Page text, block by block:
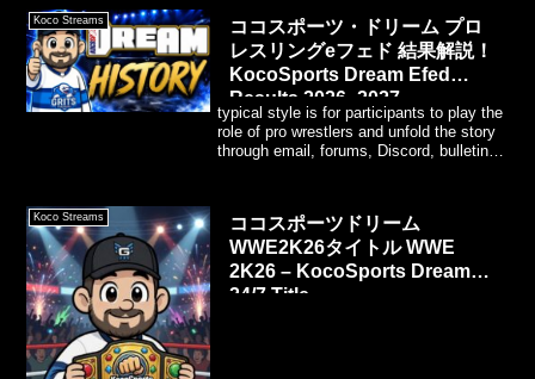
土曜配信がスタートします。
Kocohama.comブログでのゲーム配信・
プロレスコンテンツ・ストーリーテリン
グで知られるデイブ・ココは、
Twitch（KocoSports）と
YouTube（KocoPlays）の両チャンネル
でこの発表を行いました。
Koco Streams
ココスポーツ・ドリーム プロ
レスリングeフェド 結果解説！
KocoSports Dream Efed
Results 2026 -2027
typical style is for participants to play the
role of pro wrestlers and unfold the story
through email, forums, Discord, bulletin
platforms. They mainly use games like
WWE 2K, AEW Fight Forever, Fire Pro,
and Retro Mania to create their own
unique pro wrestling universe.
Koco Streams
ココスポーツドリーム
WWE2K26タイトル WWE
2K26 – KocoSports Dream
24/7 Title